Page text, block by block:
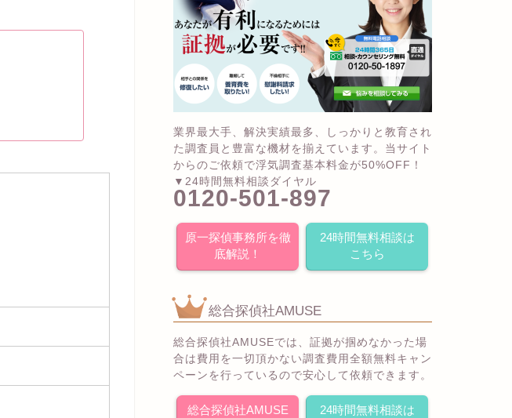
業界最大手、解決実績最多、しっかりと教育され
た調査員と豊富な機材を揃えています。当サイト
からのご依頼で浮気調査基本料金が50%OFF！
▼24時間無料相談ダイヤル
0120-501-897
原一探偵事務所を徹
底解説！
24時間無料相談は
こちら
総合探偵社AMUSE
総合探偵社AMUSEでは、証拠が掴めなかった場
合は費用を一切頂かない調査費用全額無料キャン
ペーンを行っているので安心して依頼できます。
総合探偵社AMUSE
24時間無料相談は